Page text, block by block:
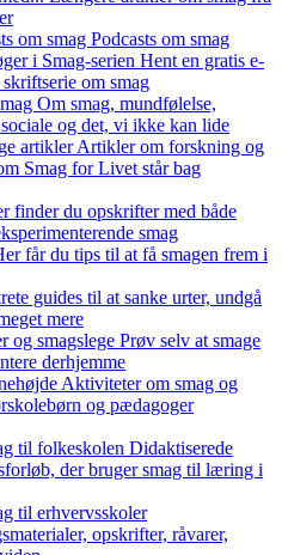
om smag Podcasts om smag
i Smag-serien Hent en gratis e-
om smag
Om smag, mundfølelse,
sociale og det, vi ikke kan lide
artiklerArtikler om forskning og
Smag for Livet står bag
finder du opskrifter med både
smag
får du tips til at få smagen frem i
guides til at sanke urter, undgå
mere
og smagslege Prøv selv at smage
derhjemme
Aktiviteter om smag og
og pædagoger
til folkeskolen Didaktiserede
der bruger smag til læring i
til erhvervsskoler
opskrifter, råvarer,